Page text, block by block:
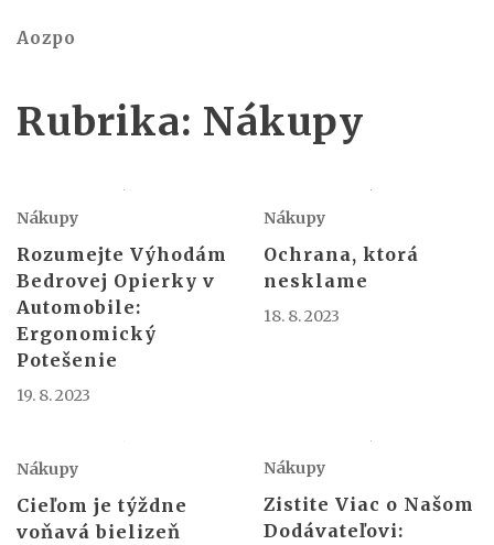
Aozpo
Rubrika: Nákupy
Nákupy
Rozumejte Výhodám
Bedrovej Opierky v
Automobile:
Ergonomický
Potešenie
19. 8. 2023
Nákupy
Ochrana, ktorá
nesklame
18. 8. 2023
Nákupy
Cieľom je týždne
voňavá bielizeň
Nákupy
Zistite Viac o Našom
Dodávateľovi: